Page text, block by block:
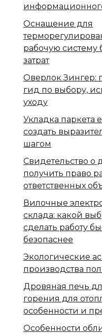
Оснащение для
рабочую систему
затрат
Оверлок Зингер:
гид по выбору,
уходу
Укладка паркета
создать
шагом
Свидетельство о
получить право
ответственных
Вилочные
склада: какой
сделать работу
безопаснее
Экологические
производства
Дровяная печь
горения для
особенности и
Особенности